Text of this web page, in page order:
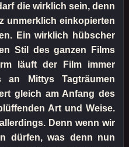
die wirklich sein, denn
unmerklich einkopierten
Ein wirklich hübscher
Stil des ganzen Films
läuft der Film immer
Mittys Tagträumen
gleich am Anfang des
Art und Weise.
Denn wenn wir
dürfen, was denn nun